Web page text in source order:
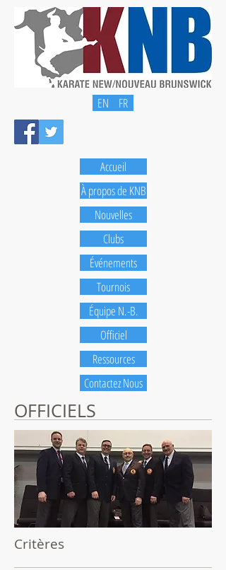
EN FR
Accueil
À propos de KNB
Nouvelles
Clubs
Événements
Tournois
Équipe N.-B.
Officiel
Ressources
Contactez Nous
OFFICIELS
Critères